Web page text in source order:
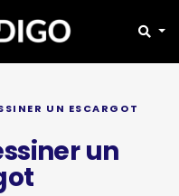
UN ESCARGOT
un